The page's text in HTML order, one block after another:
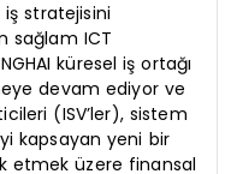
stratejisini
sağlam ICT
küresel iş ortağı
devam ediyor ve
(ISV’ler), sistem
kapsayan yeni bir
etmek üzere finansal